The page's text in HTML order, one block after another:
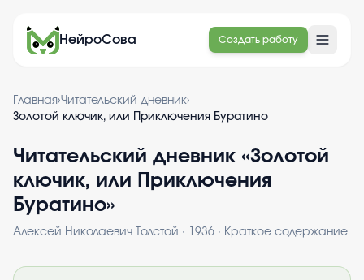
НейроСова Создать работу
Главная›Читательский дневник›
Золотой ключик, или Приключения Буратино
Читательский дневник «Золотой
ключик, или Приключения
Буратино»
Алексей Николаевич Толстой · 1936 · Краткое содержание